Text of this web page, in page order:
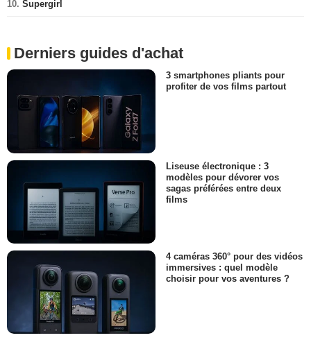
10. Supergirl
Derniers guides d'achat
3 smartphones pliants pour
profiter de vos films partout
Liseuse électronique : 3
modèles pour dévorer vos
sagas préférées entre deux
films
4 caméras 360° pour des vidéos
immersives : quel modèle
choisir pour vos aventures ?